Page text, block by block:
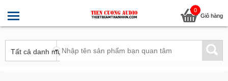
0
Giỏ hàng